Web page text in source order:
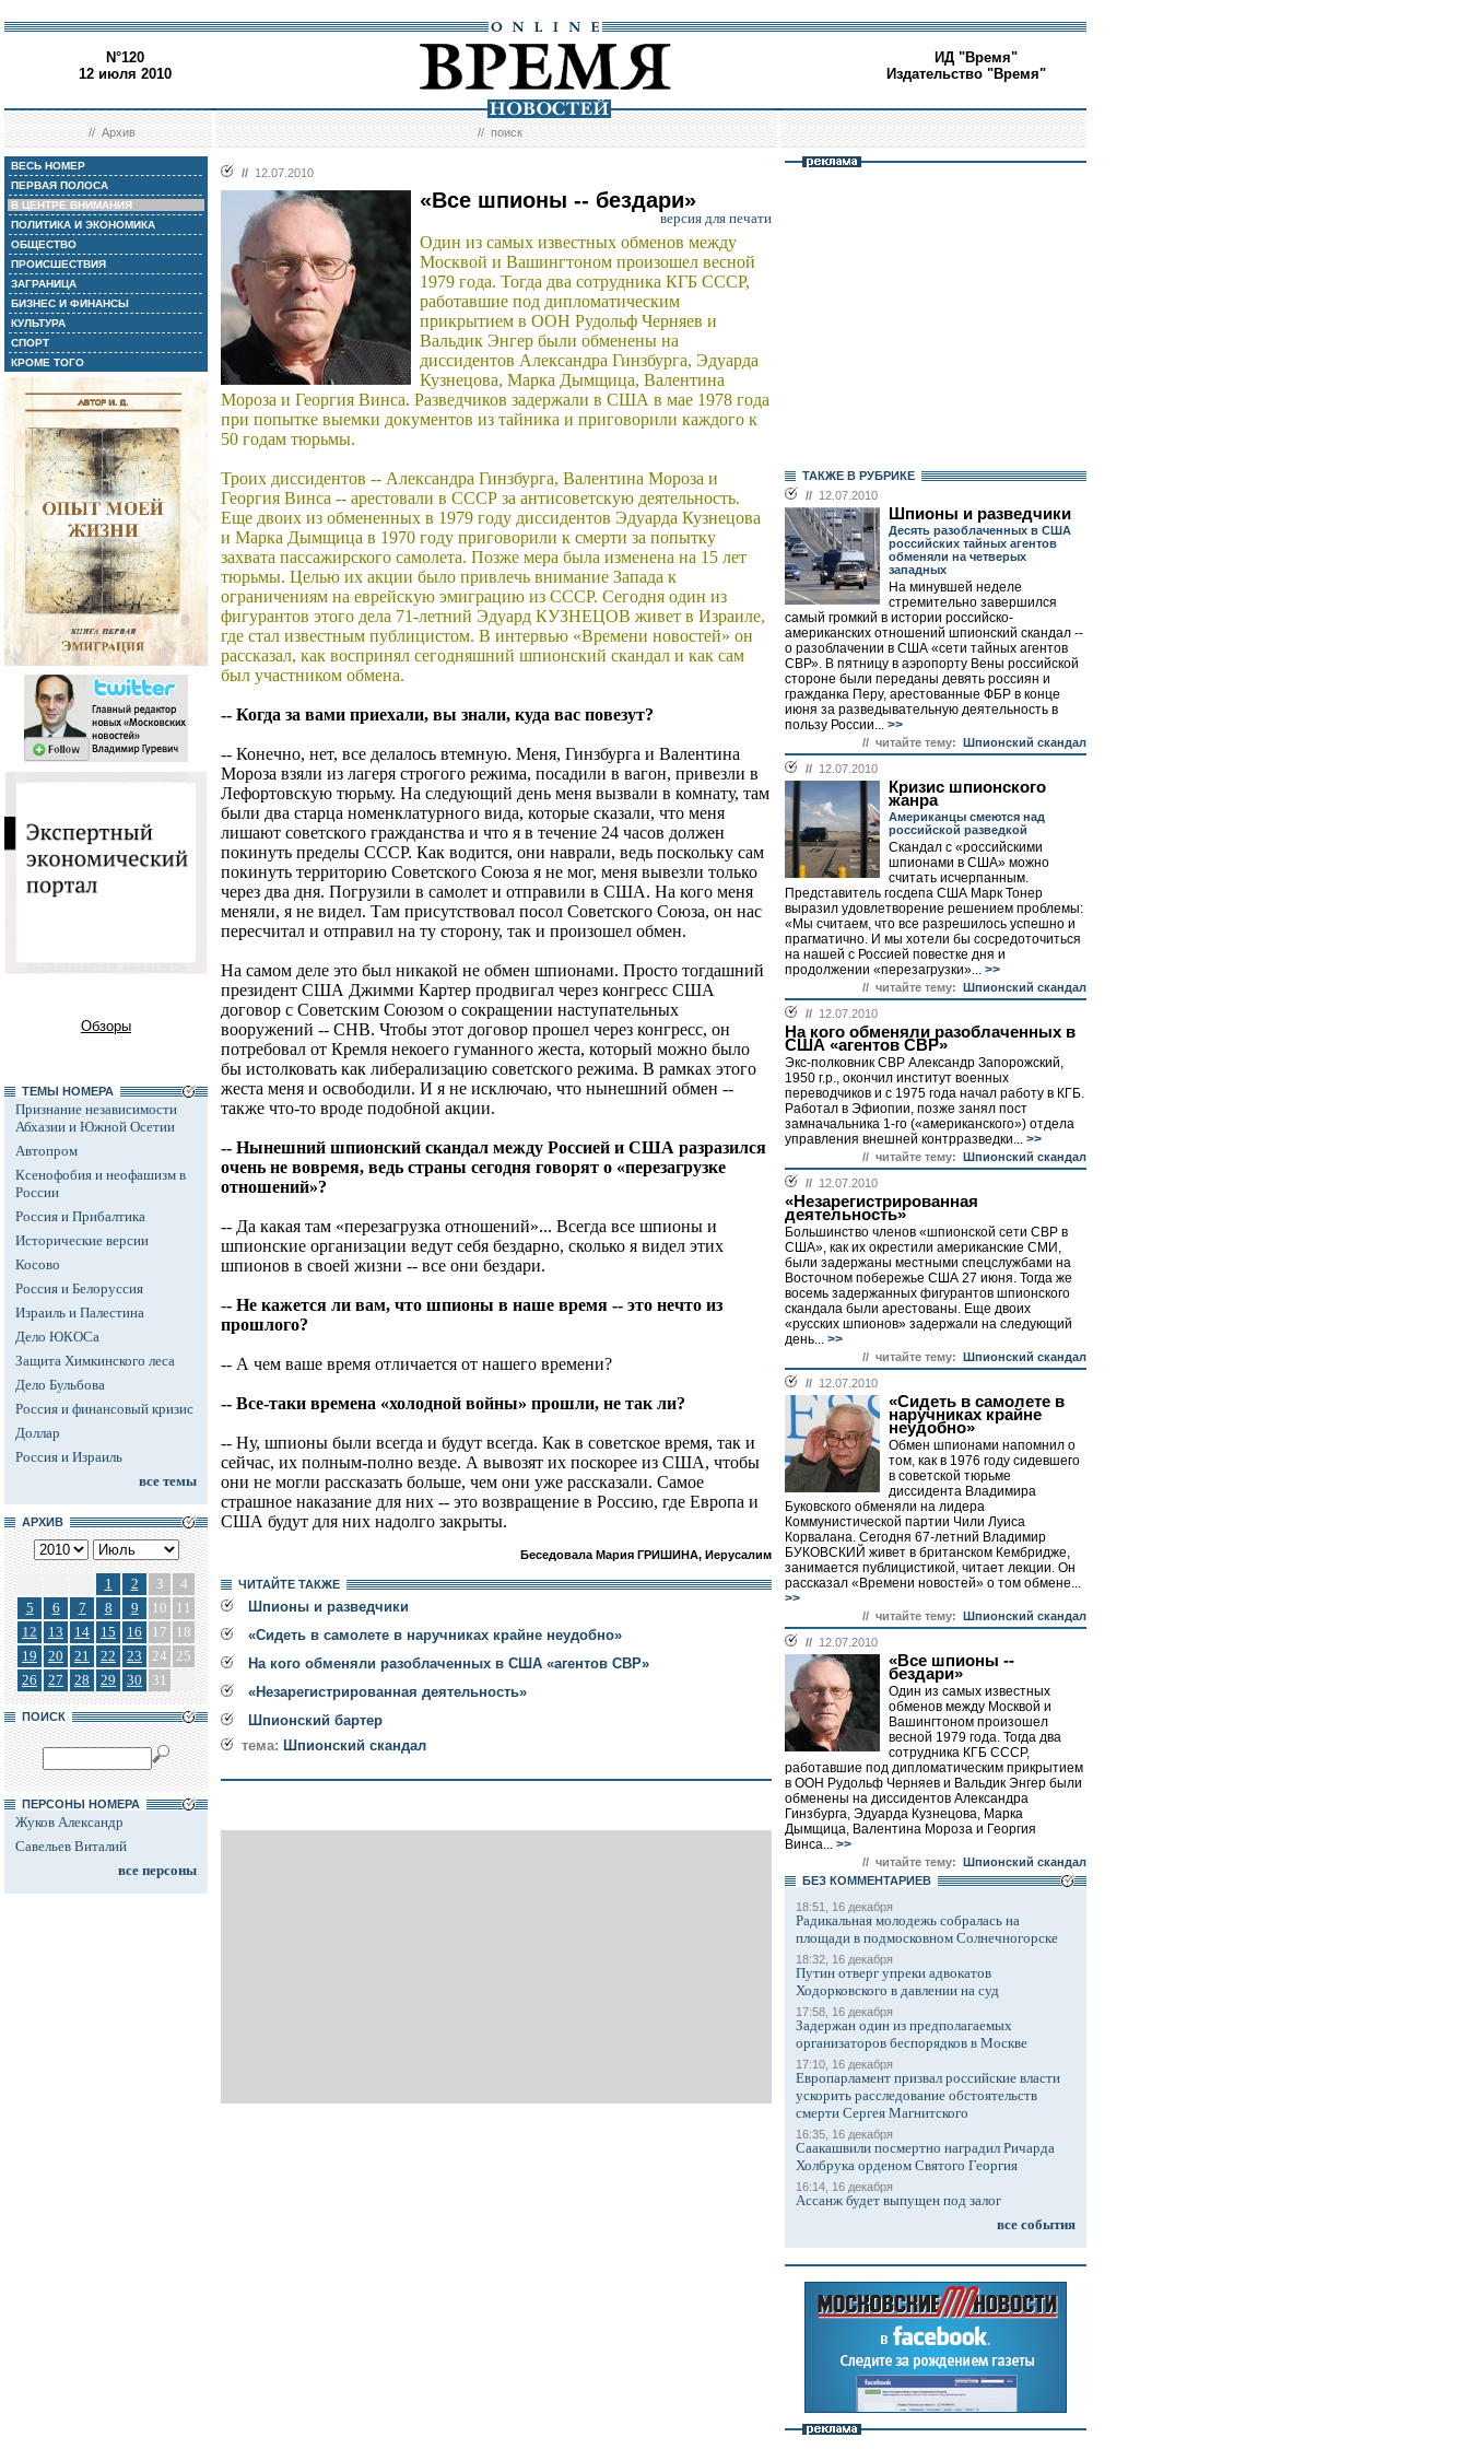
N°120
12 июля 2010
ИД "Время"
Издательство "Время"
//Архив //поиск
ВЕСЬ НОМЕР
ПЕРВАЯ ПОЛОСА
В ЦЕНТРЕ ВНИМАНИЯ
ПОЛИТИКА И ЭКОНОМИКА
ОБЩЕСТВО
ПРОИСШЕСТВИЯ
ЗАГРАНИЦА
БИЗНЕС И ФИНАНСЫ
КУЛЬТУРА
СПОРТ
КРОМЕ ТОГО
Обзоры
ТЕМЫ НОМЕРА
Признание независимости
Абхазии и Южной Осетии
Автопром
Ксенофобия и неофашизм в
России
Россия и Прибалтика
Исторические версии
Косово
Россия и Белоруссия
Израиль и Палестина
Дело ЮКОСа
Защита Химкинского леса
Дело Бульбова
Россия и финансовый кризис
Доллар
Россия и Израиль
все темы
АРХИВ
1 2 3
4
5
6 7 8 9 10
11
12
13 14 15 16 17
18
19
20 21 22 23 24 25
26
27 28 29 30 31
ПОИСК
ПЕРСОНЫ НОМЕРА
Жуков Александр
Савельев Виталий
все персоны
// 12.07.2010
«Все шпионы -- бездари»
версия для печати
Один из самых известных обменов между
Москвой и Вашингтоном произошел весной
1979 года. Тогда два сотрудника КГБ СССР,
работавшие под дипломатическим
прикрытием в ООН Рудольф Черняев и
Вальдик Энгер были обменены на
диссидентов Александра Гинзбурга, Эдуарда
Кузнецова, Марка Дымщица, Валентина
Мороза и Георгия Винса. Разведчиков задержали в США в мае 1978 года
при попытке выемки документов из тайника и приговорили каждого к
50 годам тюрьмы.
Троих диссидентов -- Александра Гинзбурга, Валентина Мороза и
Георгия Винса -- арестовали в СССР за антисоветскую деятельность.
Еще двоих из обмененных в 1979 году диссидентов Эдуарда Кузнецова
и Марка Дымщица в 1970 году приговорили к смерти за попытку
захвата пассажирского самолета. Позже мера была изменена на 15 лет
тюрьмы. Целью их акции было привлечь внимание Запада к
ограничениям на еврейскую эмиграцию из СССР. Сегодня один из
фигурантов этого дела 71-летний Эдуард КУЗНЕЦОВ живет в Израиле,
где стал известным публицистом. В интервью «Времени новостей» он
рассказал, как воспринял сегодняшний шпионский скандал и как сам
был участником обмена.
-- Когда за вами приехали, вы знали, куда вас повезут?
-- Конечно, нет, все делалось втемную. Меня, Гинзбурга и Валентина
Мороза взяли из лагеря строгого режима, посадили в вагон, привезли в
Лефортовскую тюрьму. На следующий день меня вызвали в комнату, там
были два старца номенклатурного вида, которые сказали, что меня
лишают советского гражданства и что я в течение 24 часов должен
покинуть пределы СССР. Как водится, они наврали, ведь поскольку сам
покинуть территорию Советского Союза я не мог, меня вывезли только
через два дня. Погрузили в самолет и отправили в США. На кого меня
меняли, я не видел. Там присутствовал посол Советского Союза, он нас
пересчитал и отправил на ту сторону, так и произошел обмен.
На самом деле это был никакой не обмен шпионами. Просто тогдашний
президент США Джимми Картер продвигал через конгресс США
договор с Советским Союзом о сокращении наступательных
вооружений -- СНВ. Чтобы этот договор прошел через конгресс, он
потребовал от Кремля некоего гуманного жеста, который можно было
бы истолковать как либерализацию советского режима. В рамках этого
жеста меня и освободили. И я не исключаю, что нынешний обмен --
также что-то вроде подобной акции.
-- Нынешний шпионский скандал между Россией и США разразился
очень не вовремя, ведь страны сегодня говорят о «перезагрузке
отношений»?
-- Да какая там «перезагрузка отношений»... Всегда все шпионы и
шпионские организации ведут себя бездарно, сколько я видел этих
шпионов в своей жизни -- все они бездари.
-- Не кажется ли вам, что шпионы в наше время -- это нечто из
прошлого?
-- А чем ваше время отличается от нашего времени?
-- Все-таки времена «холодной войны» прошли, не так ли?
-- Ну, шпионы были всегда и будут всегда. Как в советское время, так и
сейчас, их полным-полно везде. А вывозят их поскорее из США, чтобы
они не могли рассказать больше, чем они уже рассказали. Самое
страшное наказание для них -- это возвращение в Россию, где Европа и
США будут для них надолго закрыты.
Беседовала Мария ГРИШИНА, Иерусалим
ЧИТАЙТЕ ТАКЖЕ
Шпионы и разведчики
«Сидеть в самолете в наручниках крайне неудобно»
На кого обменяли разоблаченных в США «агентов СВР»
«Незарегистрированная деятельность»
Шпионский бартер
тема: Шпионский скандал
ТАКЖЕ В РУБРИКЕ
// 12.07.2010
Шпионы и разведчики
Десять разоблаченных в США
российских тайных агентов
обменяли на четверых
западных
На минувшей неделе
стремительно завершился
самый громкий в истории российско-
американских отношений шпионский скандал --
о разоблачении в США «сети тайных агентов
СВР». В пятницу в аэропорту Вены российской
стороне были переданы девять россиян и
гражданка Перу, арестованные ФБР в конце
июня за разведывательную деятельность в
пользу России... >>
// читайте тему: Шпионский скандал
// 12.07.2010
Кризис шпионского
жанра
Американцы смеются над
российской разведкой
Скандал с «российскими
шпионами в США» можно
считать исчерпанным.
Представитель госдепа США Марк Тонер
выразил удовлетворение решением проблемы:
«Мы считаем, что все разрешилось успешно и
прагматично. И мы хотели бы сосредоточиться
на нашей с Россией повестке дня и
продолжении «перезагрузки»... >>
// читайте тему: Шпионский скандал
// 12.07.2010
На кого обменяли разоблаченных в
США «агентов СВР»
Экс-полковник СВР Александр Запорожский,
1950 г.р., окончил институт военных
переводчиков и с 1975 года начал работу в КГБ.
Работал в Эфиопии, позже занял пост
замначальника 1-го («американского») отдела
управления внешней контрразведки... >>
// читайте тему: Шпионский скандал
// 12.07.2010
«Незарегистрированная
деятельность»
Большинство членов «шпионской сети СВР в
США», как их окрестили американские СМИ,
были задержаны местными спецслужбами на
Восточном побережье США 27 июня. Тогда же
восемь задержанных фигурантов шпионского
скандала были арестованы. Еще двоих
«русских шпионов» задержали на следующий
день... >>
// читайте тему: Шпионский скандал
// 12.07.2010
«Сидеть в самолете в
наручниках крайне
неудобно»
Обмен шпионами напомнил о
том, как в 1976 году сидевшего
в советской тюрьме
диссидента Владимира
Буковского обменяли на лидера
Коммунистической партии Чили Луиса
Корвалана. Сегодня 67-летний Владимир
БУКОВСКИЙ живет в британском Кембридже,
занимается публицистикой, читает лекции. Он
рассказал «Времени новостей» о том обмене...
>>
// читайте тему: Шпионский скандал
// 12.07.2010
«Все шпионы --
бездари»
Один из самых известных
обменов между Москвой и
Вашингтоном произошел
весной 1979 года. Тогда два
сотрудника КГБ СССР,
работавшие под дипломатическим прикрытием
в ООН Рудольф Черняев и Вальдик Энгер были
обменены на диссидентов Александра
Гинзбурга, Эдуарда Кузнецова, Марка
Дымщица, Валентина Мороза и Георгия
Винса... >>
// читайте тему: Шпионский скандал
БЕЗ КОМMЕНТАРИЕВ
18:51, 16 декабря
Радикальная молодежь собралась на
площади в подмосковном Солнечногорске
18:32, 16 декабря
Путин отверг упреки адвокатов
Ходорковского в давлении на суд
17:58, 16 декабря
Задержан один из предполагаемых
организаторов беспорядков в Москве
17:10, 16 декабря
Европарламент призвал российские власти
ускорить расследование обстоятельств
смерти Сергея Магнитского
16:35, 16 декабря
Саакашвили посмертно наградил Ричарда
Холбрука орденом Святого Георгия
16:14, 16 декабря
Ассанж будет выпущен под залог
все события